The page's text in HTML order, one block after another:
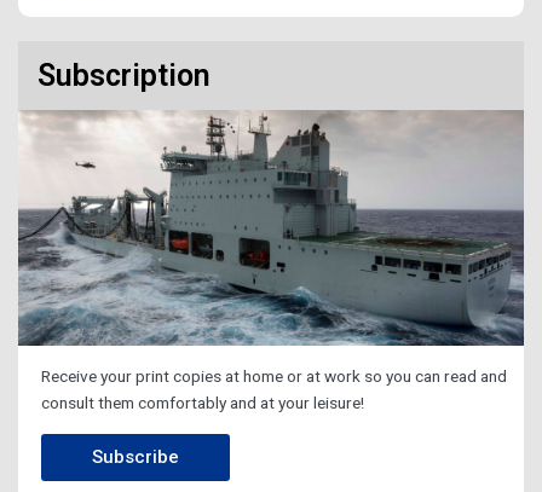
Subscription
Receive your print copies at home or at work so you can read and
consult them comfortably and at your leisure!
Subscribe